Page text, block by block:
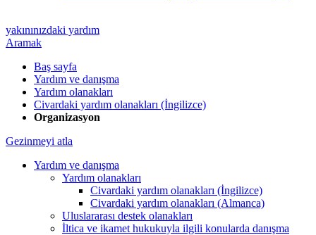
yakınınızdaki yardım
Aramak
Baş sayfa
Yardım ve danışma
Yardım olanakları
Civardaki yardım olanakları (İngilizce)
Organizasyon
Gezinmeyi atla
Yardım ve danışma
Yardım olanakları
Civardaki yardım olanakları (İngilizce)
Civardaki yardım olanakları (Almanca)
Uluslararası destek olanakları
İltica ve ikamet hukukuyla ilgili konularda danışma